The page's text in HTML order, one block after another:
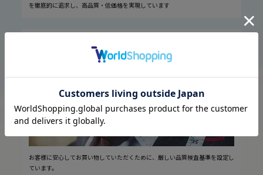
を徹底的に追求し、高品質・低価格を実現しています
厳しい品質管理体制に基づく
安心の実現
お客様に安心してお買い物していただくために、厳しい品質検査基準を設定し
ています。